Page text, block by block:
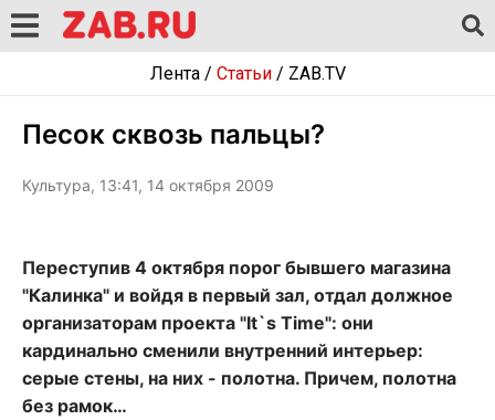
Лента/ Статьи/ ZAB.TV
Песок сквозь пальцы?
Культура, 13:41, 14 октября 2009
Переступив 4 октября порог бывшего магазина
"Калинка" и войдя в первый зал, отдал должное
организаторам проекта "It`s Time": они
кардинально сменили внутренний интерьер:
серые стены, на них - полотна. Причем, полотна
без рамок…